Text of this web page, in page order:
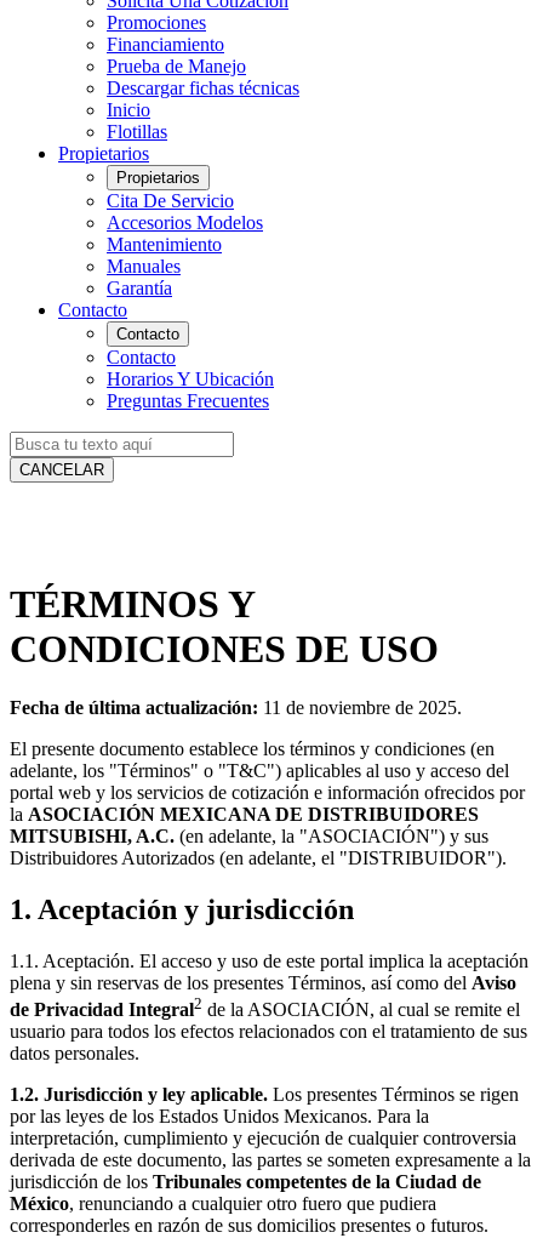
Promociones
Financiamiento
Prueba de Manejo
Descargar fichas técnicas
Inicio
Flotillas
Propietarios
Propietarios
Cita De Servicio
Accesorios Modelos
Mantenimiento
Manuales
Garantía
Contacto
Contacto
Contacto
Horarios Y Ubicación
Preguntas Frecuentes
CANCELAR
TÉRMINOS Y
CONDICIONES DE USO
Fecha de última actualización: 11 de noviembre de 2025.
El presente documento establece los términos y condiciones (en
adelante, los "Términos" o "T&C") aplicables al uso y acceso del
portal web y los servicios de cotización e información ofrecidos por
la ASOCIACIÓN MEXICANA DE DISTRIBUIDORES
MITSUBISHI, A.C. (en adelante, la "ASOCIACIÓN") y sus
Distribuidores Autorizados (en adelante, el "DISTRIBUIDOR").
1. Aceptación y jurisdicción
1.1. Aceptación. El acceso y uso de este portal implica la aceptación
plena y sin reservas de los presentes Términos, así como del Aviso
de Privacidad Integral2 de la ASOCIACIÓN, al cual se remite el
usuario para todos los efectos relacionados con el tratamiento de sus
datos personales.
1.2. Jurisdicción y ley aplicable. Los presentes Términos se rigen
por las leyes de los Estados Unidos Mexicanos. Para la
interpretación, cumplimiento y ejecución de cualquier controversia
derivada de este documento, las partes se someten expresamente a la
jurisdicción de los Tribunales competentes de la Ciudad de
México, renunciando a cualquier otro fuero que pudiera
corresponderles en razón de sus domicilios presentes o futuros.